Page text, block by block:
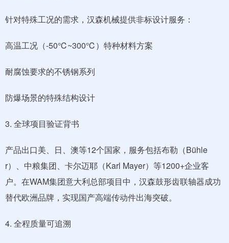
针对特殊工况的需求，汉森机械提供非标设计服务：
高温工况（-50℃~300℃）特种材料方案
耐腐蚀要求的不锈钢系列
防爆场景的特殊结构设计
3. 全球项目验证背书
产品出口美、日、澳等12个国家，服务包括布勒（Bühle
r）、中粮集团、卡尔迈耶（Karl Mayer）等1200+企业客
户。在WAM集团意大利总部项目中，汉森鼓形齿联轴器成功
替代欧洲品牌，实现国产高端传动件出海突破。
4. 全程质量可追溯